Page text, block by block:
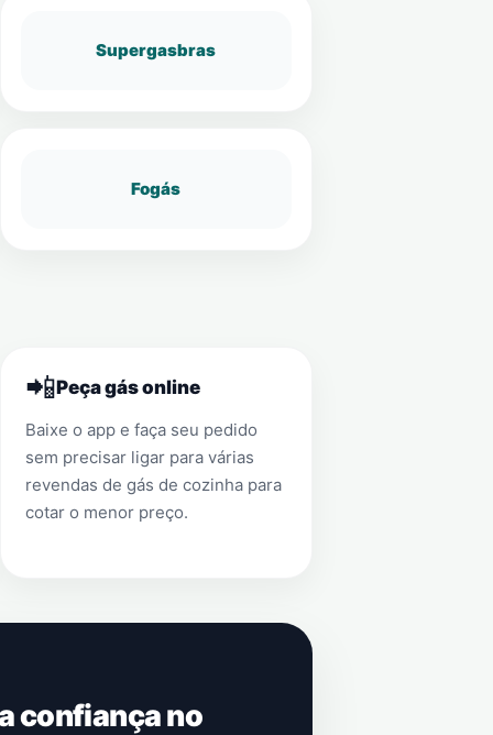
Supergasbras
Fogás
📲Peça gás online
Baixe o app e faça seu pedido
sem precisar ligar para várias
revendas de gás de cozinha para
cotar o menor preço.
confiança no